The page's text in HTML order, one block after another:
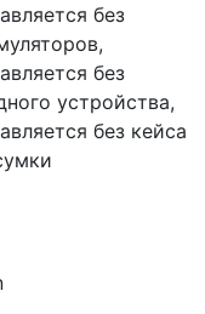
без
без
устройства,
без кейса